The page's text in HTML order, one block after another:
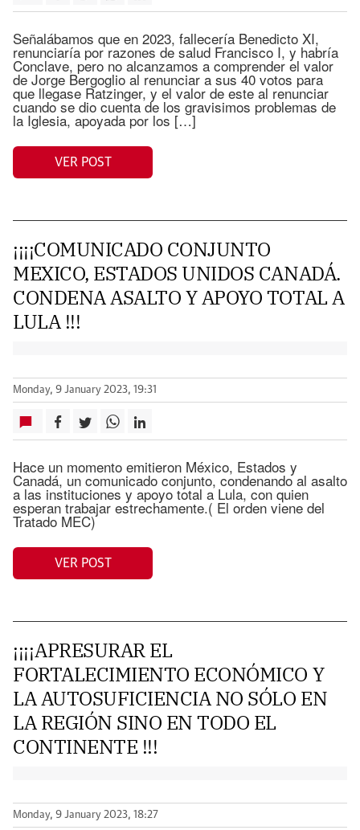
Señalábamos que en 2023, fallecería Benedicto XI,
renunciaría por razones de salud Francisco I, y habría
Conclave, pero no alcanzamos a comprender el valor
de Jorge Bergoglio al renunciar a sus 40 votos para
que llegase Ratzinger, y el valor de este al renunciar
cuando se dio cuenta de los gravisimos problemas de
la Iglesia, apoyada por los […]
VER POST
¡¡¡¡COMUNICADO CONJUNTO
MEXICO, ESTADOS UNIDOS CANADÁ.
CONDENA ASALTO Y APOYO TOTAL A
LULA !!!
Monday, 9 January 2023, 19:31
Hace un momento emitieron México, Estados y
Canadá, un comunicado conjunto, condenando al asalto
a las instituciones y apoyo total a Lula, con quien
esperan trabajar estrechamente.( El orden viene del
Tratado MEC)
VER POST
¡¡¡¡APRESURAR EL
FORTALECIMIENTO ECONÓMICO Y
LA AUTOSUFICIENCIA NO SÓLO EN
LA REGIÓN SINO EN TODO EL
CONTINENTE !!!
Monday, 9 January 2023, 18:27